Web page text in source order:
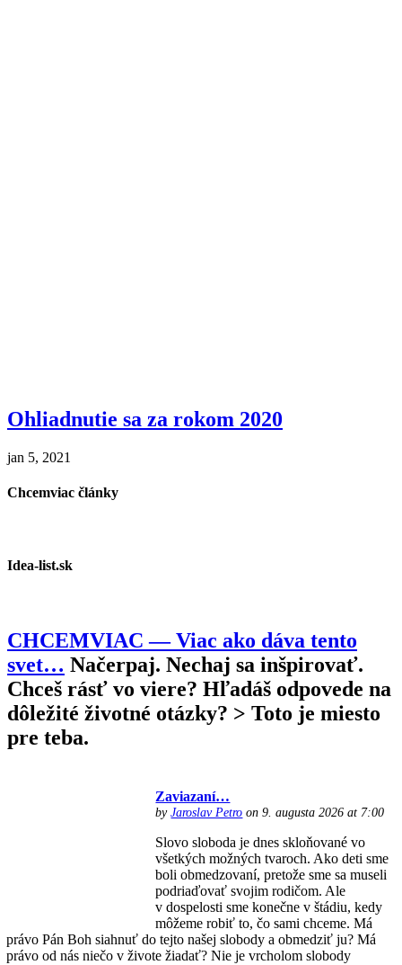
Ohliadnutie sa za rokom 2020
jan 5, 2021
Chcemviac články
Idea-list.sk
CHCEMVIAC — Viac ako dáva tento
svet… Načerpaj. Nechaj sa inšpirovať.
Chceš rásť vo viere? Hľadáš odpovede na
dôležité životné otázky? > Toto je miesto
pre teba.
Zaviazaní…
byJaroslav Petro on 9. augusta 2026 at 7:00
Slovo sloboda je dnes skloňované vo
všetkých možných tvaroch. Ako deti sme
boli obmedzovaní, pretože sme sa museli
podriaďovať svojim rodičom. Ale
v dospelosti sme konečne v štádiu, kedy
môžeme robiť to, čo sami chceme. Má
právo Pán Boh siahnuť do tejto našej slobody a obmedziť ju? Má
právo od nás niečo v živote žiadať? Nie je vrcholom slobody